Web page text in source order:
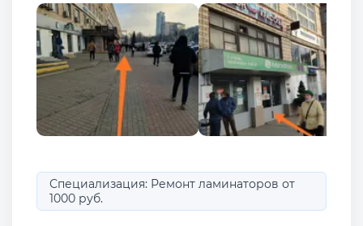
Специализация: Ремонт ламинаторов от
1000 руб.